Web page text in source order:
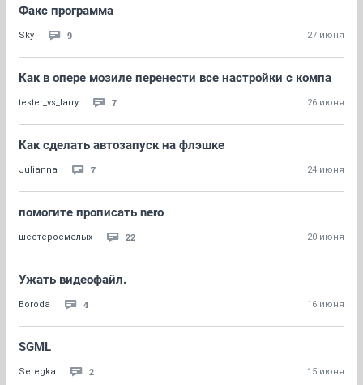
Факс программа
Sky 9 27 июня
Как в опере мозиле перенести все настройки с компа
tester_vs_larry 7 26 июня
Как сделать автозапуск на флэшке
Julianna 7 24 июня
помогите прописать nero
шестеросмелых 22 20 июня
Ужать видеофайл.
Boroda 4 16 июня
SGML
Seregka 2 15 июня